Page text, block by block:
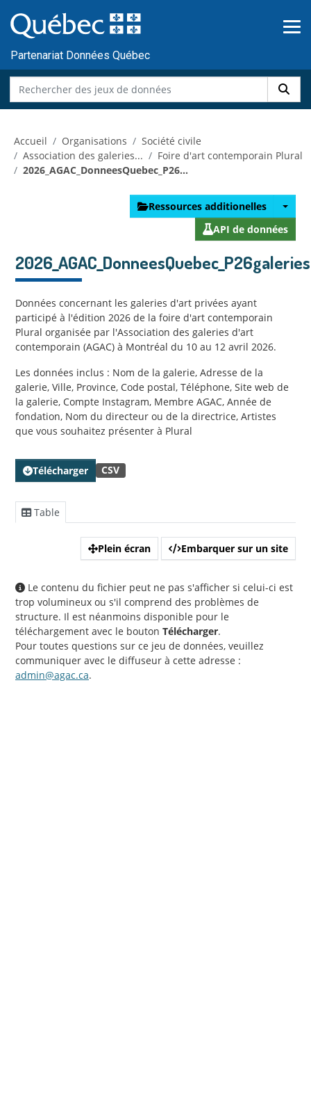
au
contenu
Partenariat Données Québec
Accueil Organisations
Société civile
Association des galeries...
Foire d'art contemporain Plural
2026_AGAC_DonneesQuebec_P26...
Ressources additionelles
API de données
Données concernant les galeries d'art privées ayant
participé à l'édition 2026 de la foire d'art contemporain
Plural organisée par l'Association des galeries d'art
contemporain (AGAC) à Montréal du 10 au 12 avril 2026.
Les données inclus : Nom de la galerie, Adresse de la
galerie, Ville, Province, Code postal, Téléphone, Site web de
la galerie, Compte Instagram, Membre AGAC, Année de
fondation, Nom du directeur ou de la directrice, Artistes
que vous souhaitez présenter à Plural
Télécharger CSV
Table
Plein écran Embarquer sur un site
Le contenu du fichier peut ne pas s'afficher si celui-ci est
trop volumineux ou s'il comprend des problèmes de
structure. Il est néanmoins disponible pour le
téléchargement avec le bouton Télécharger.
Pour toutes questions sur ce jeu de données, veuillez
communiquer avec le diffuseur à cette adresse :
admin@agac.ca.